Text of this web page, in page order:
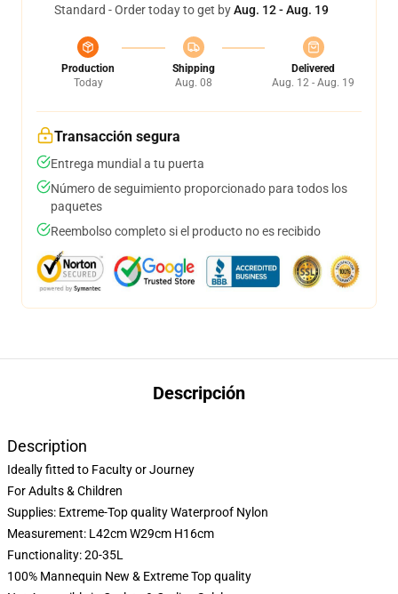
Standard - Order today to get byAug. 12 - Aug. 19
Production
Today
Shipping
Aug. 08
Delivered
Aug. 12 - Aug. 19
Transacción segura
Entrega mundial a tu puerta
Número de seguimiento proporcionado para todos los
paquetes
Reembolso completo si el producto no es recibido
Descripción
Description
Ideally fitted to Faculty or Journey
For Adults & Children
Supplies: Extreme-Top quality Waterproof Nylon
Measurement: L42cm W29cm H16cm
Functionality: 20-35L
100% Mannequin New & Extreme Top quality